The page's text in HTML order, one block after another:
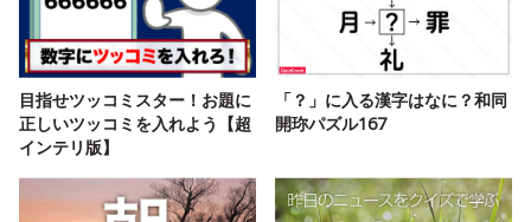
目指せツッコミスター！お題に
正しいツッコミを入れよう【超
インテリ版】
「？」に入る漢字はなに？和同
開珎パズル167